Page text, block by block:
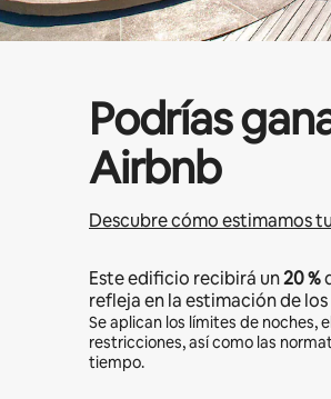
Podrías
Airbnb
Descubre cómo estimamos
Este edificio recibirá un20 %
refleja en la estimación de
Se aplican los límites de noches,
restricciones, así como las
tiempo.